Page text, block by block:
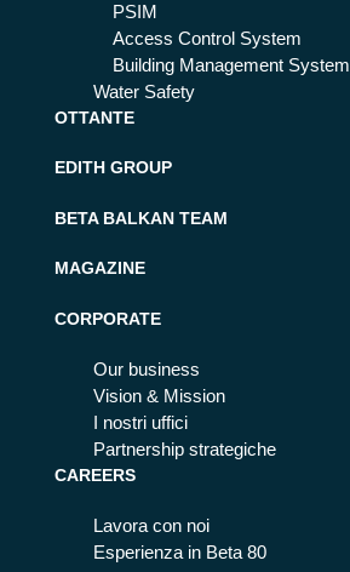
PSIM
Access Control System
Building Management System
Water Safety
OTTANTE
EDITH GROUP
BETA BALKAN TEAM
MAGAZINE
CORPORATE
Our business
Vision & Mission
I nostri uffici
Partnership strategiche
CAREERS
Lavora con noi
Esperienza in Beta 80